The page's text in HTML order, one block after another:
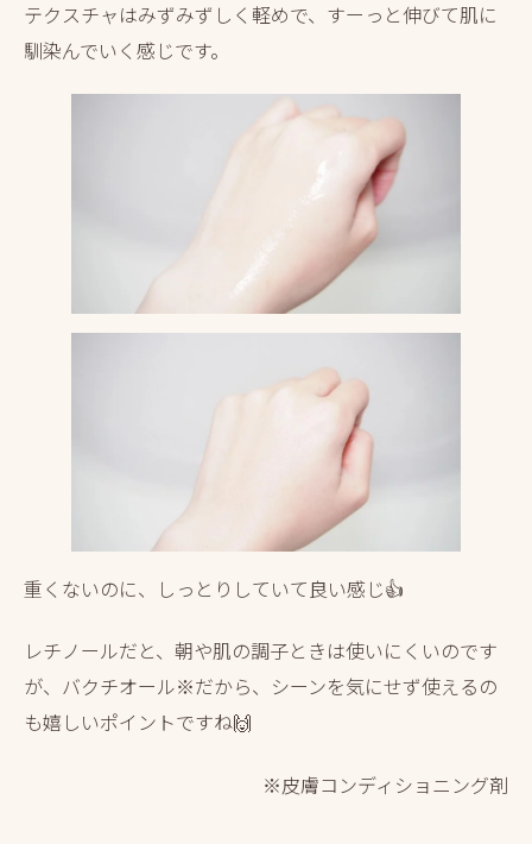
テクスチャはみずみずしく軽めで、すーっと伸びて肌に
馴染んでいく感じです。
重くないのに、しっとりしていて良い感じ👍
レチノールだと、朝や肌の調子ときは使いにくいのです
が、バクチオール※だから、シーンを気にせず使えるの
も嬉しいポイントですね🙌
※皮膚コンディショニング剤